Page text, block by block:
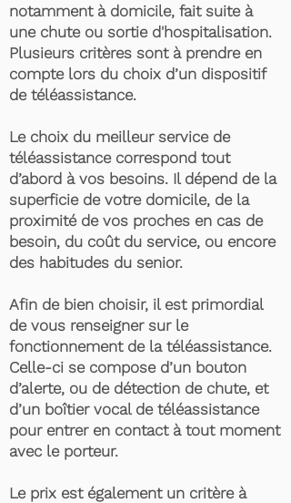
notamment à domicile, fait suite à
une chute ou sortie d'hospitalisation.
Plusieurs critères sont à prendre en
compte lors du choix d’un dispositif
de téléassistance.
Le choix du meilleur service de
téléassistance correspond tout
d’abord à vos besoins. Il dépend de la
superficie de votre domicile, de la
proximité de vos proches en cas de
besoin, du coût du service, ou encore
des habitudes du senior.
Afin de bien choisir, il est primordial
de vous renseigner sur le
fonctionnement de la téléassistance.
Celle-ci se compose d’un bouton
d’alerte, ou de détection de chute, et
d’un boîtier vocal de téléassistance
pour entrer en contact à tout moment
avec le porteur.
Le prix est également un critère à